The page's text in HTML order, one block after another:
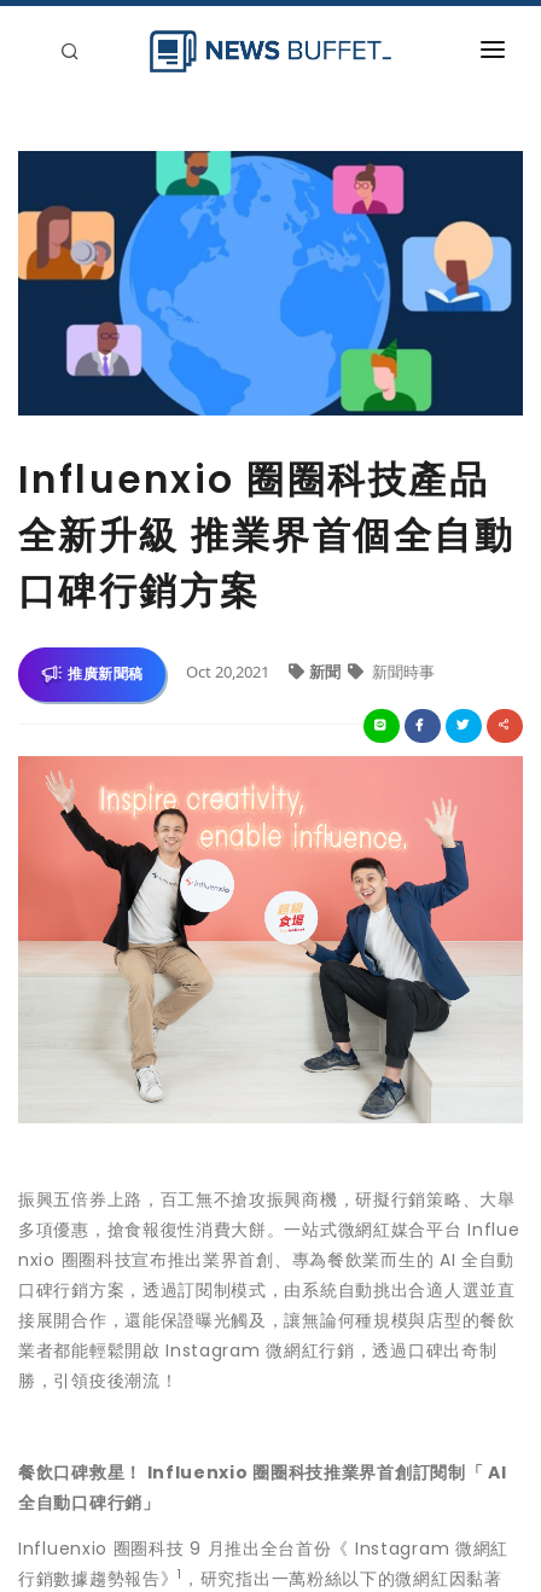
登入
刊登
Influenxio 圈圈科技產品
全新升級 推業界首個全自動
口碑行銷方案
推廣新聞稿 Oct 20,2021 新聞 新聞時事
振興五倍券上路，百工無不搶攻振興商機，研擬行銷策略、大舉
多項優惠，搶食報復性消費大餅。一站式微網紅媒合平台 Influe
nxio 圈圈科技宣布推出業界首創、專為餐飲業而生的 AI 全自動
口碑行銷方案，透過訂閱制模式，由系統自動挑出合適人選並直
接展開合作，還能保證曝光觸及，讓無論何種規模與店型的餐飲
業者都能輕鬆開啟 Instagram 微網紅行銷，透過口碑出奇制
勝，引領疫後潮流！
餐飲口碑救星！ Influenxio 圈圈科技推業界首創訂閱制「 AI
全自動口碑行銷」
Influenxio 圈圈科技 9 ⽉推出全台首份《 Instagram 微網紅
行銷數據趨勢報告》 1 ，研究指出一萬粉絲以下的微網紅因黏著